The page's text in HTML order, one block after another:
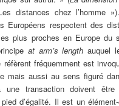
distances chez l’homme
Européens respectent des
plus proches en Europe du
at arm’s length auquel
fréquemment est
mais aussi au sens figuré
une transaction doivent être
d’égalité. Il est un